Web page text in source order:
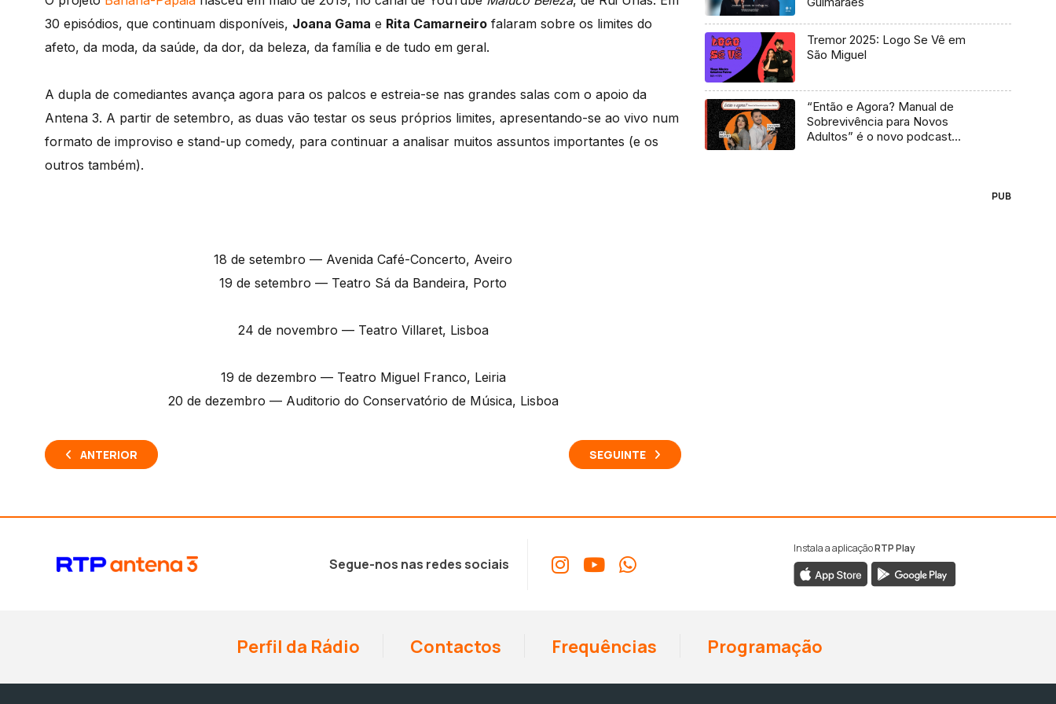
30 episódios, que continuam disponíveis, Joana Gama e Rita Camarneiro falaram sobre os limites do
afeto, da moda, da saúde, da dor, da beleza, da família e de tudo em geral.
A dupla de comediantes avança agora para os palcos e estreia-se nas grandes salas com o apoio da
Antena 3. A partir de setembro, as duas vão testar os seus próprios limites, apresentando-se ao vivo num
formato de improviso e stand-up comedy, para continuar a analisar muitos assuntos importantes (e os
outros também).
18 de setembro — Avenida Café-Concerto, Aveiro
19 de setembro — Teatro Sá da Bandeira, Porto
24 de novembro — Teatro Villaret, Lisboa
19 de dezembro — Teatro Miguel Franco, Leiria
20 de dezembro — Auditorio do Conservatório de Música, Lisboa
ANTERIOR SEGUINTE
Tremor 2025: Logo Se Vê em
São Miguel
“Então e Agora? Manual de
Sobrevivência para Novos
Adultos” é o novo podcast
PUB
Segue-nos nas redes sociais
Instala a aplicaçãoRTP Play
Perfil da Rádio Contactos Frequências Programação